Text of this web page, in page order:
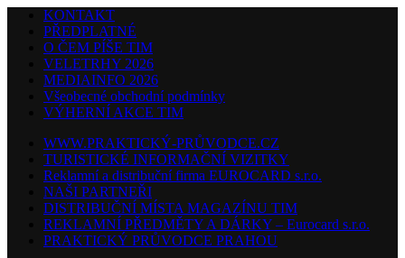
KONTAKT
PŘEDPLATNÉ
O ČEM PÍŠE TIM
VELETRHY 2026
MEDIAINFO 2026
Všeobecné obchodní podmínky
VÝHERNÍ AKCE TIM
WWW.PRAKTICKÝ-PRŮVODCE.CZ
TURISTICKÉ INFORMAČNÍ VIZITKY
Reklamní a distribuční firma EUROCARD s.r.o.
NAŠI PARTNEŘI
DISTRIBUČNÍ MÍSTA MAGAZÍNU TIM
REKLAMNÍ PŘEDMĚTY A DÁRKY – Eurocard s.r.o.
PRAKTICKÝ PRŮVODCE PRAHOU